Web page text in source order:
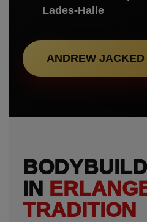
Lades-Halle
ANDREW
IN
TRADITION